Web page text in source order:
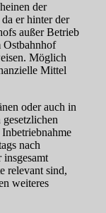
der
er hinter der
außer Betrieb
Ostbahnhof
Möglich
Mittel
oder auch in
nach
relevant sind,
weiteres